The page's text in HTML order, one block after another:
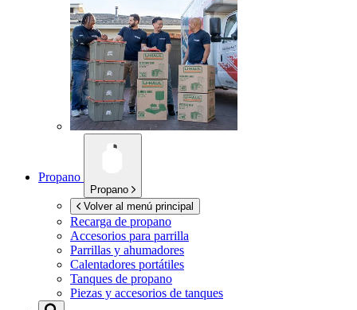
Propano
Propano
Volver al menú principal
Recarga de propano
Accesorios para parrilla
Parrillas y ahumadores
Calentadores portátiles
Tanques de propano
Piezas y accesorios de tanques